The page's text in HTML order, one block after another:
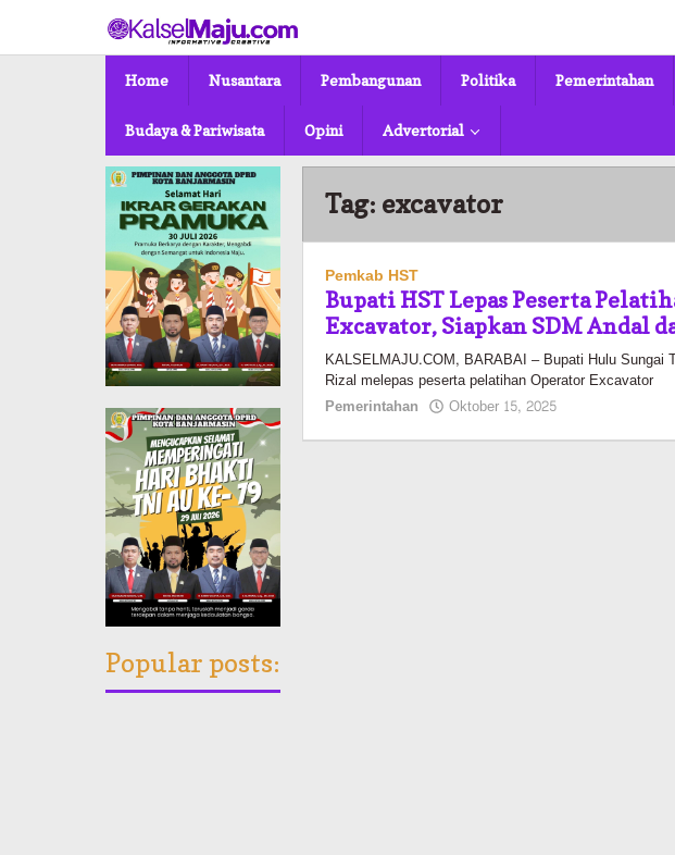
konten
Home Nusantara Pembangunan Politika Pemerintahan
Budaya & Pariwisata Opini Advertorial
Popular posts:
Tag: excavator
Pemkab HST
Bupati HST Lepas Peserta
Excavator, Siapkan SDM Andal
KALSELMAJU.COM, BARABAI – Bupati Hulu Sungai
Rizal melepas peserta pelatihan Operator Excavator
Pemerintahan
Oktober 15, 2025